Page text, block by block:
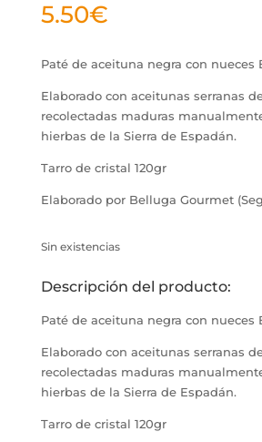
5.50€
Paté de aceituna negra con nueces
Elaborado con aceitunas serranas
recolectadas maduras
hierbas de la Sierra de Espadán.
Tarro de cristal 120gr
Elaborado por Belluga Gourmet
Sin existencias
Descripción del producto:
Paté de aceituna negra con nueces
Elaborado con aceitunas serranas
recolectadas maduras
hierbas de la Sierra de Espadán.
Tarro de cristal 120gr